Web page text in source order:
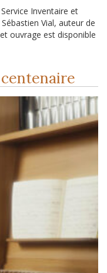
Inventaire et
Vial, auteur de
ouvrage est disponible